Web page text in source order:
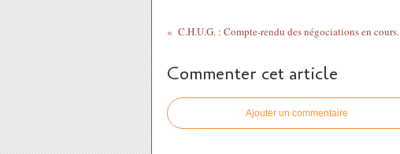
C.H.U.G. : Compte-rendu des négociations en cours.
Commenter cet article
Ajouter un commentaire